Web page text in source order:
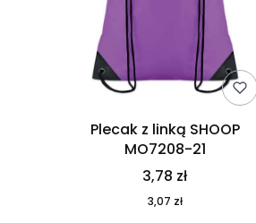
Plecak z linką SHOOP
MO7208-21
3,78 zł
3,07 zł